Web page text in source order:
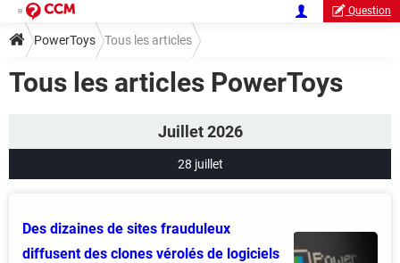
Question
PowerToys Tous les articles
Tous les articles PowerToys
Juillet 2026
28 juillet
Des dizaines de sites frauduleux
diffusent des clones vérolés de logiciels